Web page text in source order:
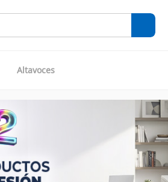
Altavoces